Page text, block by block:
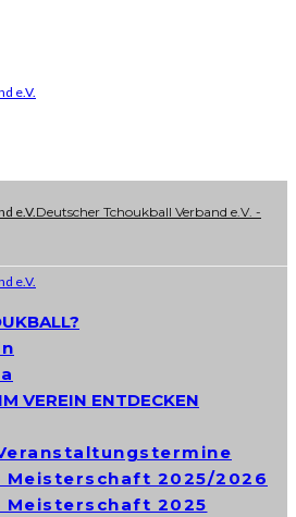
Deutscher Tchoukball Verband e.V. -
VEREIN ENTDECKEN
Meisterschaft 2025/2026
Meisterschaft 2025